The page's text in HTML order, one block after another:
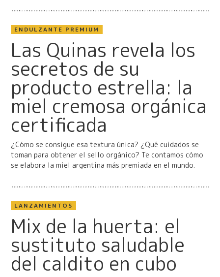
ENDULZANTE PREMIUM
Las Quinas revela los
secretos de su
producto estrella: la
miel cremosa orgánica
certificada
¿Cómo se consigue esa textura única? ¿Qué cuidados se
toman para obtener el sello orgánico? Te contamos cómo
se elabora la miel argentina más premiada en el mundo.
LANZAMIENTOS
Mix de la huerta: el
sustituto saludable
del caldito en cubo